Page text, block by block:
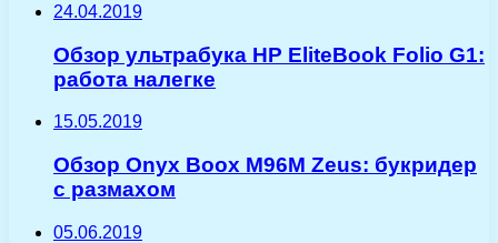
24.04.2019
Обзор ультрабука HP EliteBook Folio G1:
работа налегке
15.05.2019
Обзор Onyx Boox M96M Zeus: букридер
с размахом
05.06.2019